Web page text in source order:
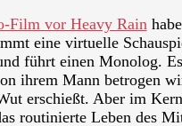
Film vor Heavy Rain
eine virtuelle
führt einen Monolog.
ihrem Mann betrogen
erschießt. Aber im
routinierte Leben des